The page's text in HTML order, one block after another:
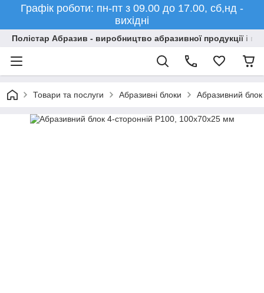
Графік роботи: пн-пт з 09.00 до 17.00, сб,нд -
вихідні
Полістар Абразив - виробництво абразивної продукції і
Товари та послуги Абразивні блоки Абразивний